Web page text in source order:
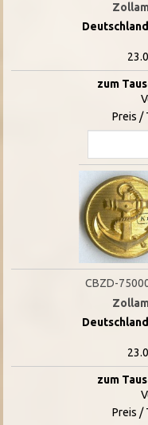
Deutschland
zum
Preis /
CBZD-
Deutschland
zum
Preis /